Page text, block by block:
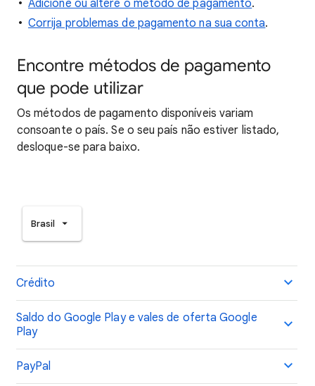
Adicione ou altere o método de pagamento.
Corrija problemas de pagamento na sua conta.
Encontre métodos de pagamento
que pode utilizar
Os métodos de pagamento disponíveis variam
consoante o país. Se o seu país não estiver listado,
desloque-se para baixo.
Brasil
Crédito
Saldo do Google Play e vales de oferta Google
Play
PayPal